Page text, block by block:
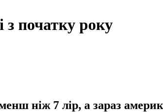
з початку року
ніж 7 лір, а зараз